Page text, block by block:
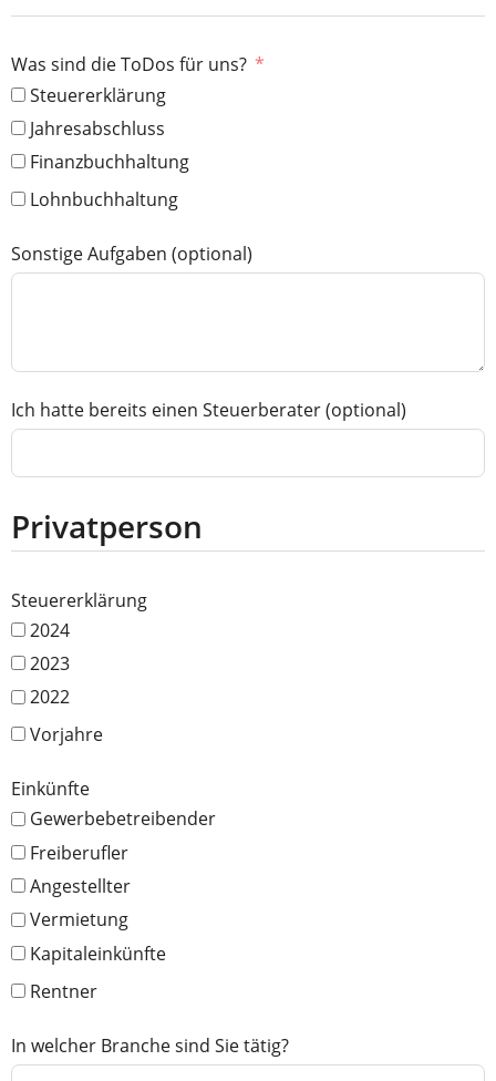
Was sind die ToDos für uns?
Steuererklärung
Jahresabschluss
Finanzbuchhaltung
Lohnbuchhaltung
Sonstige Aufgaben (optional)
Ich hatte bereits einen Steuerberater (optional)
Privatperson
Steuererklärung
2024
2023
2022
Vorjahre
Einkünfte
Gewerbebetreibender
Freiberufler
Angestellter
Vermietung
Kapitaleinkünfte
Rentner
In welcher Branche sind Sie tätig?